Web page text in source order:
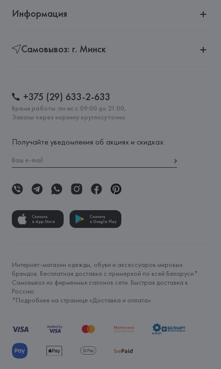
Информация
Самовывоз: г. Минск
+375 (29) 633-2-633
Время работы: пн-вс с 09:00 до 21:00,
Заказы через корзину круглосуточно
Получайте уведомления об акциях и скидках:
Скачать
в App Store
Скачать
в Google Play
Интернет-магазин одежды, обуви и аксессуаров мировых
брендов. Бесплатная доставка с примеркой по всей Беларуси*.
Самовывоз из фирменных салонов сети. Быстрая доставка в
Россию.
*Подробнее на странице «Доставка и оплата»